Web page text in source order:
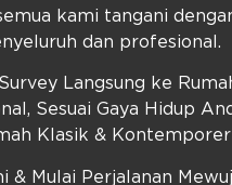
kami tangani
dan profesional.
Langsung ke
Sesuai Gaya Hidup
Klasik & Kontemporer
& Mulai Perjalanan